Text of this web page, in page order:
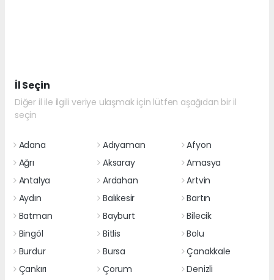
İl Seçin
Diğer il ile ilgili veriye ulaşmak için lütfen aşağıdan bir il
seçin
Adana Adıyaman
Afyon
Ağrı
Aksaray
Amasya
Antalya
Ardahan
Artvin
Aydın
Balıkesir
Bartın
Batman
Bayburt
Bilecik
Bingöl
Bitlis
Bolu
Burdur
Bursa
Çanakkale
Çankırı
Çorum
Denizli